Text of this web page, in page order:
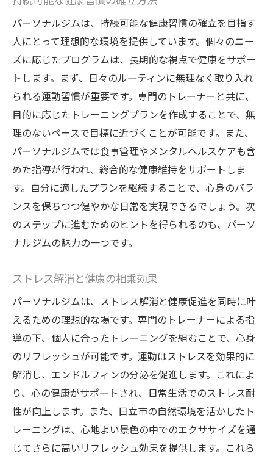
パーソナルジムは、持続可能な健康習慣の確立を目指す
人にとって理想的な環境を提供しています。個々のニー
ズに応じたプログラムは、長期的な視点で健康をサポー
トします。まず、日々のルーティンに無理なく取り入れ
られる運動習慣が重要です。専門のトレーナーと共に、
目的に応じたトレーニングプランを作成することで、無
理のないペースで目標に近づくことが可能です。また、
パーソナルジムでは食事管理やメンタルヘルスケアも含
めた指導が行われ、総合的な健康維持をサポートしま
す。自分に適したプランを継続することで、心身のバラ
ンスを保ちつつ健やかな日常を実現できるでしょう。次
のステップに進むためのヒントを得られるのも、パーソ
ナルジムの魅力の一つです。
ストレス解消と健康の相乗効果
パーソナルジムは、ストレス解消と健康促進を同時に叶
えるための理想的な場です。専門のトレーナーによる指
導の下、個人に合ったトレーニングを組むことで、心身
のリフレッシュが可能です。運動はストレスを効果的に
解消し、エンドルフィンの分泌を促進します。これによ
り、心の健康がサポートされ、日常生活でのストレス耐
性が向上します。また、日立市の自然環境を活かしたト
レーニングは、心地よい景色の中でのエクササイズを通
じてさらに高いリフレッシュ効果を提供します。これら